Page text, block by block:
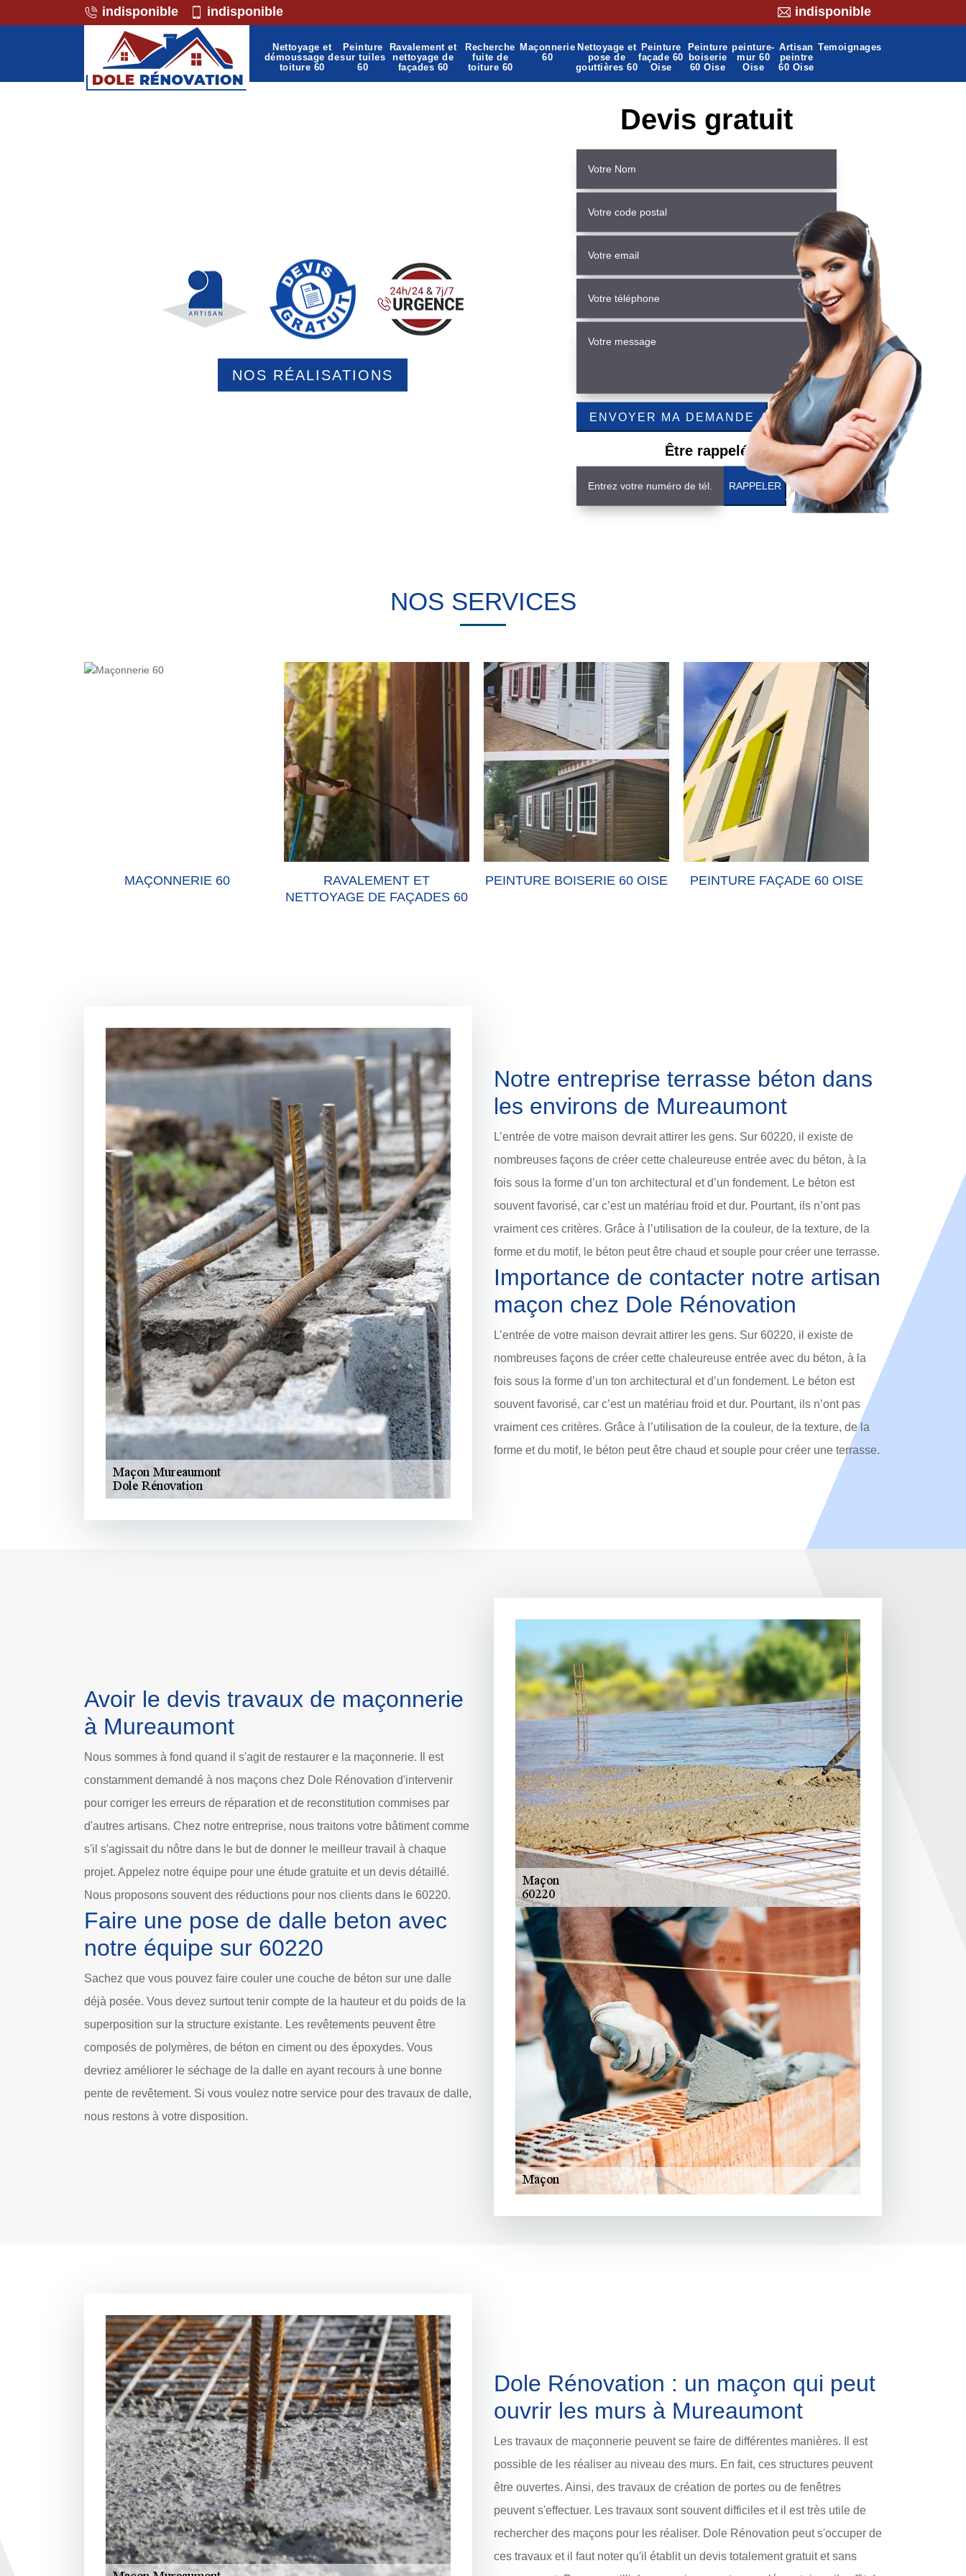
indisponible indisponible indisponible
Nettoyage et
démoussage de
toiture 60
Peinture
sur tuiles
60
Ravalement et
nettoyage de
façades 60
Recherche
fuite de
toiture 60
Maçonnerie
60
Nettoyage et
pose de
gouttières 60
Peinture
façade 60
Oise
Peinture
boiserie
60 Oise
peinture-
mur 60
Oise
Artisan
peintre
60 Oise
Temoignages
NOS RÉALISATIONS
Devis gratuit
Être rappelé
NOS SERVICES
MAÇONNERIE 60
RAVALEMENT ET
NETTOYAGE DE FAÇADES 60
PEINTURE BOISERIE 60 OISE PEINTURE FAÇADE 60 OISE
Notre entreprise terrasse béton dans
les environs de Mureaumont
L’entrée de votre maison devrait attirer les gens. Sur 60220, il existe de
nombreuses façons de créer cette chaleureuse entrée avec du béton, à la
fois sous la forme d’un ton architectural et d’un fondement. Le béton est
souvent favorisé, car c’est un matériau froid et dur. Pourtant, ils n’ont pas
vraiment ces critères. Grâce à l’utilisation de la couleur, de la texture, de la
forme et du motif, le béton peut être chaud et souple pour créer une terrasse.
Importance de contacter notre artisan
maçon chez Dole Rénovation
L’entrée de votre maison devrait attirer les gens. Sur 60220, il existe de
nombreuses façons de créer cette chaleureuse entrée avec du béton, à la
fois sous la forme d’un ton architectural et d’un fondement. Le béton est
souvent favorisé, car c’est un matériau froid et dur. Pourtant, ils n’ont pas
vraiment ces critères. Grâce à l’utilisation de la couleur, de la texture, de la
forme et du motif, le béton peut être chaud et souple pour créer une terrasse.
Avoir le devis travaux de maçonnerie
à Mureaumont
Nous sommes à fond quand il s'agit de restaurer e la maçonnerie. Il est
constamment demandé à nos maçons chez Dole Rénovation d'intervenir
pour corriger les erreurs de réparation et de reconstitution commises par
d'autres artisans. Chez notre entreprise, nous traitons votre bâtiment comme
s'il s'agissait du nôtre dans le but de donner le meilleur travail à chaque
projet. Appelez notre équipe pour une étude gratuite et un devis détaillé.
Nous proposons souvent des réductions pour nos clients dans le 60220.
Faire une pose de dalle beton avec
notre équipe sur 60220
Sachez que vous pouvez faire couler une couche de béton sur une dalle
déjà posée. Vous devez surtout tenir compte de la hauteur et du poids de la
superposition sur la structure existante. Les revêtements peuvent être
composés de polymères, de béton en ciment ou des époxydes. Vous
devriez améliorer le séchage de la dalle en ayant recours à une bonne
pente de revêtement. Si vous voulez notre service pour des travaux de dalle,
nous restons à votre disposition.
Dole Rénovation : un maçon qui peut
ouvrir les murs à Mureaumont
Les travaux de maçonnerie peuvent se faire de différentes manières. Il est
possible de les réaliser au niveau des murs. En fait, ces structures peuvent
être ouvertes. Ainsi, des travaux de création de portes ou de fenêtres
peuvent s'effectuer. Les travaux sont souvent difficiles et il est très utile de
rechercher des maçons pour les réaliser. Dole Rénovation peut s'occuper de
ces travaux et il faut noter qu'il établit un devis totalement gratuit et sans